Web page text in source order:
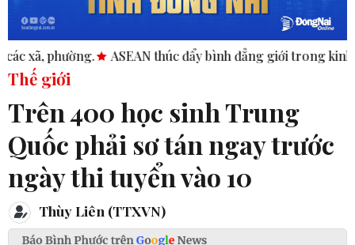
ASEAN thúc đẩy bình đẳng giới trong kinh doanh và
Thế giới
Trên 400 học sinh Trung
Quốc phải sơ tán ngay trước
ngày thi tuyển vào 10
Thùy Liên (TTXVN)